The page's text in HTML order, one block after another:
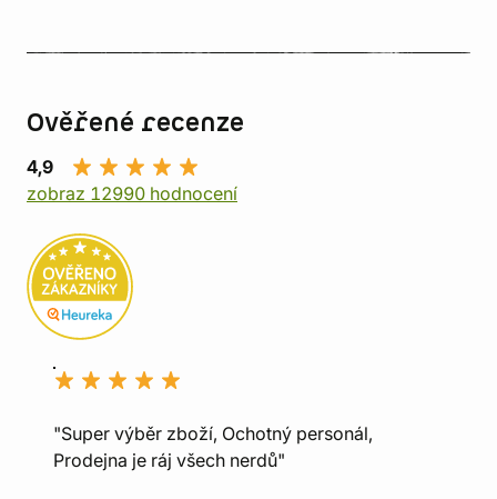
Ověřené recenze
4,9
zobraz 12990 hodnocení
"Super výběr zboží, Ochotný personál,
Prodejna je ráj všech nerdů"